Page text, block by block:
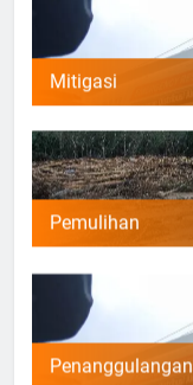
Mitigasi
Pemulihan
Penanggulangan